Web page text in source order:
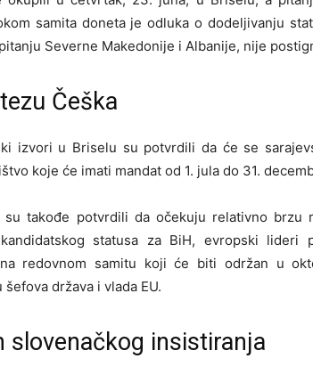
samita doneta je odluka o dodeljivanju
Severne Makedonije i Albanije, nije
Češka
izvori u Briselu su potvrdili da će se
koje će imati mandat od 1. jula do 31.
su takođe potvrdili da očekuju relativno brzu
statusa za BiH, evropski lideri
redovnom samitu koji će biti održan u
država i vlada EU.
slovenačkog insistiranja